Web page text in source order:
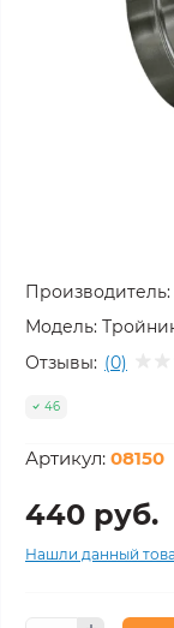
Производитель:
Модель:
Отзывы: (0)
46
Артикул: 08150
440 руб.
Нашли данный